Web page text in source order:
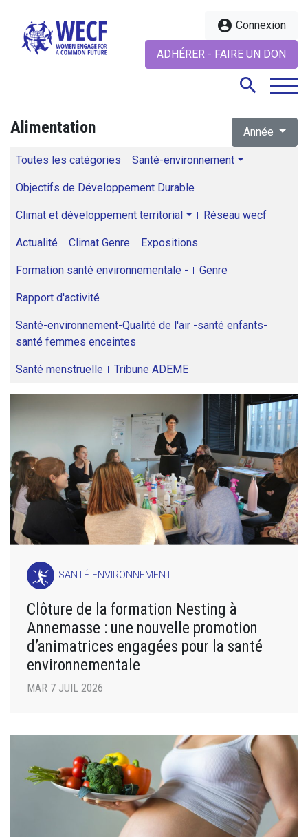
account_circle Connexion
ADHÉRER - FAIRE UN DON
search
Alimentation Année
Toutes les catégories Santé-environnement
Objectifs de Développement Durable
Climat et développement territorial Réseau wecf
Actualité Climat Genre Expositions
Formation santé environnementale - Genre
Rapport d'activité
Santé-environnement-Qualité de l'air -santé enfants-
santé femmes enceintes
Santé menstruelle Tribune ADEME
SANTÉ-ENVIRONNEMENT
Clôture de la formation Nesting à
Annemasse : une nouvelle promotion
d’animatrices engagées pour la santé
environnementale
MAR 7 JUIL 2026